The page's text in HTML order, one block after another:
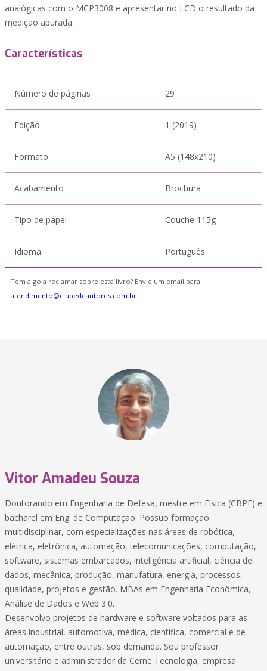
analógicas com o MCP3008 e apresentar no LCD o resultado da
medição apurada.
Características
Número de páginas 29
Edição 1 (2019)
Formato A5 (148x210)
Acabamento Brochura
Tipo de papel Couche 115g
Idioma Português
Tem algo a reclamar sobre este livro? Envie um email para
atendimento@clubedeautores.com.br
Vitor Amadeu Souza
Doutorando em Engenharia de Defesa, mestre em Física (CBPF) e
bacharel em Eng. de Computação. Possuo formação
multidisciplinar, com especializações nas áreas de robótica,
elétrica, eletrônica, automação, telecomunicações, computação,
software, sistemas embarcados, inteligência artificial, ciência de
dados, mecânica, produção, manufatura, energia, processos,
qualidade, projetos e gestão. MBAs em Engenharia Econômica,
Análise de Dados e Web 3.0.
Desenvolvo projetos de hardware e software voltados para as
áreas industrial, automotiva, médica, científica, comercial e de
automação, entre outras, sob demanda. Sou professor
universitário e administrador da Cerne Tecnologia, empresa